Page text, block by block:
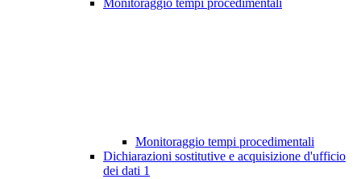
Monitoraggio tempi procedimentali
Monitoraggio tempi procedimentali
Dichiarazioni sostitutive e acquisizione d'ufficio
dei dati 1